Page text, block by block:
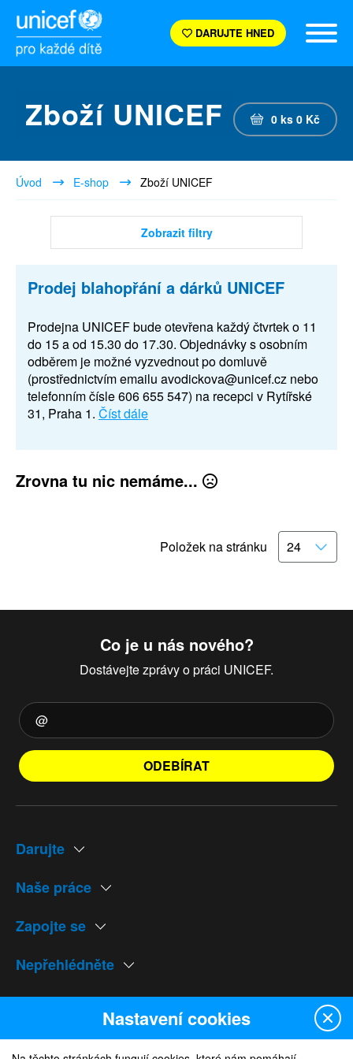
DARUJTE HNED
Zboží UNICEF 0 ks 0 Kč
Úvod E-shop Zboží UNICEF
Zobrazit filtry
Prodej blahopřání a dárků UNICEF
Prodejna UNICEF bude otevřena každý čtvrtek o 11
do 15 a od 15.30 do 17.30. Objednávky s osobním
odběrem je možné vyzvednout po domluvě
(prostřednictvím emailu avodickova@unicef.cz nebo
telefonním čísle 606 655 547) na recepci v Rytířské
31, Praha 1. Číst dále
Zrovna tu nic nemáme...
Položek na stránku
Co je u nás nového?
Dostávejte zprávy o práci UNICEF.
ODEBÍRAT
Darujte
Naše práce
Zapojte se
Nepřehlédněte
Naše weby
Nastavení cookies